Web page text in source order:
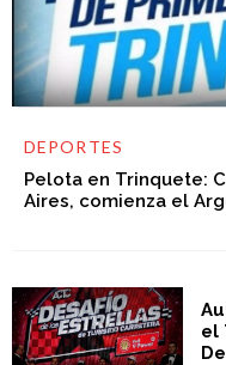
DEPORTES
Pelota en Trinquete:
Aires, comienza el
el